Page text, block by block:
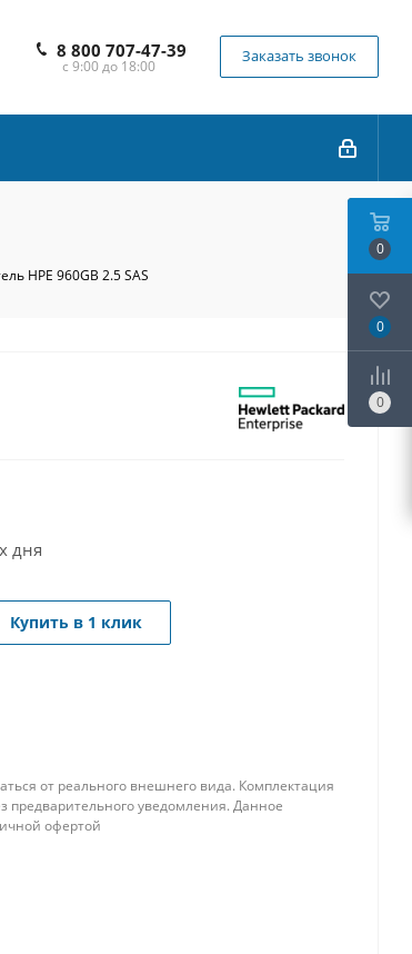
8 800 707-47-39
с 9:00 до 18:00
Заказать звонок
HPE 960GB 2.5 SAS
дня
Купить в 1 клик
от реального внешнего вида. Комплектация
предварительного уведомления. Данное
офертой
0
0
0